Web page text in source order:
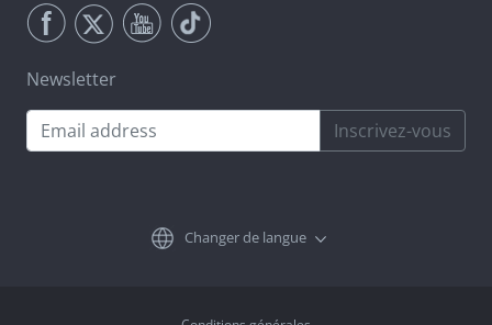
Newsletter
Inscrivez-vous
Changer de langue